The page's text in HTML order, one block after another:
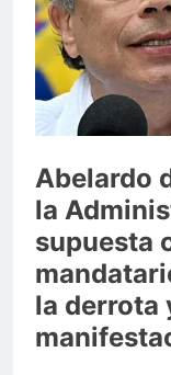
Abelardo
la
supuesta
la derrota